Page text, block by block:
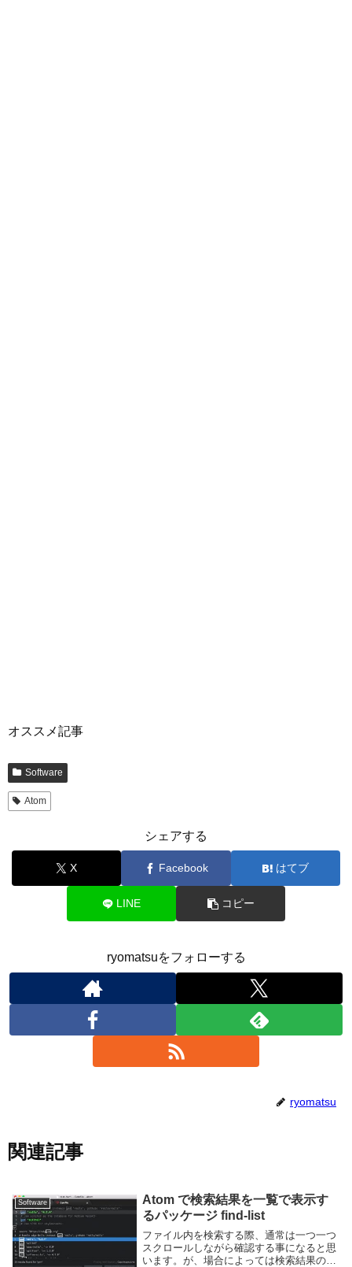
オススメ記事
Software
Atom
シェアする
X Facebook はてブ
LINE コピー
ryomatsuをフォローする
ryomatsu
関連記事
Software
Atom で検索結果を一覧で表示す
るパッケージ find-list
ファイル内を検索する際、通常は一つ一つ
スクロールしながら確認する事になると思
います。が、場合によっては検索結果の一